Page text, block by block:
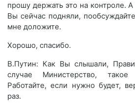
прошу держать это на контроле.
Вы сейчас подняли,
мне доложите.
Хорошо, спасибо.
В.Путин: Как Вы слышали,
случае Министерство,
Работайте, если нужно будет,
раз.